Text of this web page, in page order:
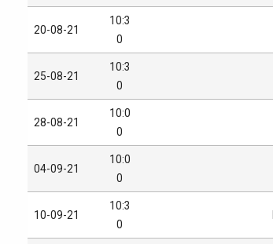
20-08-21
10:3
0
25-08-21
10:3
0
28-08-21
10:0
0
04-09-21
10:0
0
10-09-21
10:3
0